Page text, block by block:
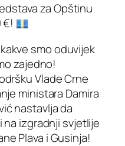
za Opštinu
€!
smo oduvijek
zajedno!
Vlade Crne
ministara Damira
nastavlja da
na izgradnji svjetlije
Plava i Gusinja!